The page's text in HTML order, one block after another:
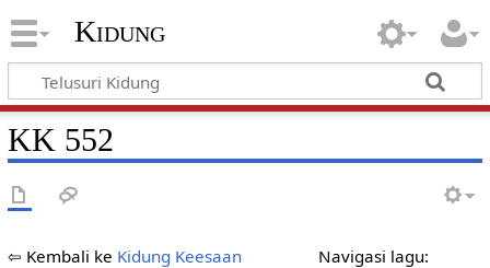
Kidung
KK 552
Navigasi lagu:
⇦ Kembali ke Kidung Keesaan